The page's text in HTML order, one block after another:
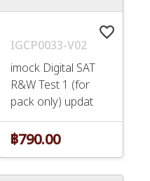
favorite_border
IGCP0033-V02
imock Digital SAT
R&W Test 1 (for
pack only) updat
฿790.00